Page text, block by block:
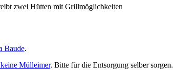
zwei Hütten mit Grillmöglichkeiten
Baude.
Mülleimer. Bitte für die Entsorgung selber sorgen.